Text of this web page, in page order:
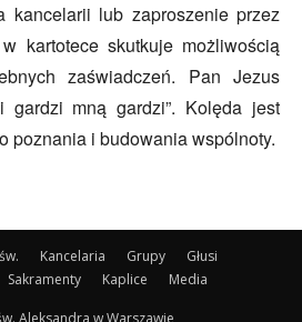
kancelarii lub zaproszenie przez
kartotece skutkuje możliwością
zaświadczeń. Pan Jezus
gardzi mną gardzi”. Kolęda jest
poznania i budowania wspólnoty.
Kancelaria Grupy
Głusi
Sakramenty Kaplice Media
Aleksandra w Warszawie